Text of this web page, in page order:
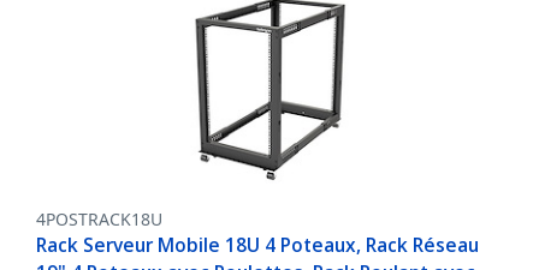
4POSTRACK18U
Rack Serveur Mobile 18U 4 Poteaux, Rack Réseau